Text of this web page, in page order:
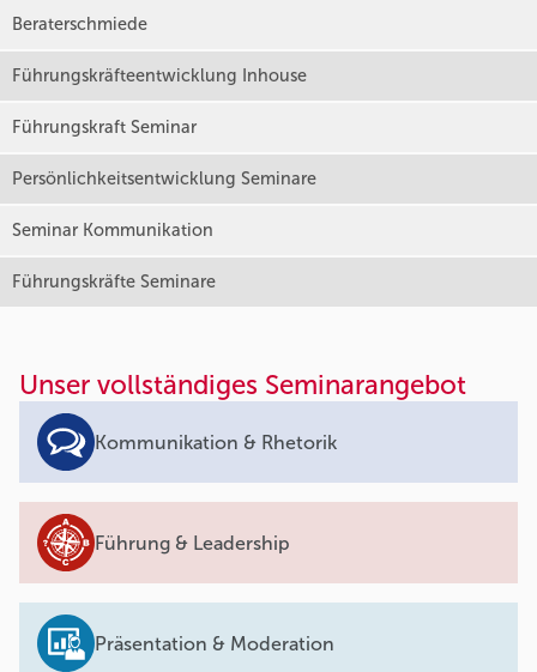
Beraterschmiede
Führungskräfteentwicklung Inhouse
Führungskraft Seminar
Persönlichkeitsentwicklung Seminare
Seminar Kommunikation
Führungskräfte Seminare
Unser vollständiges Seminarangebot
Kommunikation & Rhetorik
Führung & Leadership
Präsentation & Moderation